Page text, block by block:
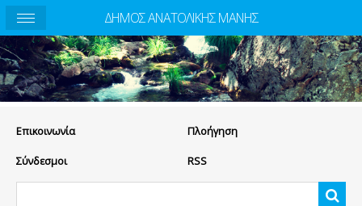
Eπικοινωνία Πλοήγηση
Σύνδεσμοι RSS
ΔΗΜΟΣ ΑΝΑΤΟΛΙΚΗΣ ΜΑΝΗΣ